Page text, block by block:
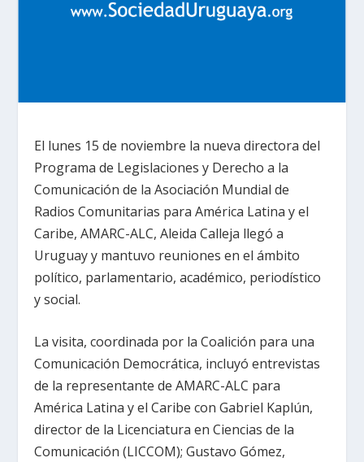
El lunes 15 de noviembre la nueva directora del
Programa de Legislaciones y Derecho a la
Comunicación de la Asociación Mundial de
Radios Comunitarias para América Latina y el
Caribe, AMARC-ALC, Aleida Calleja llegó a
Uruguay y mantuvo reuniones en el ámbito
político, parlamentario, académico, periodístico
y social.
La visita, coordinada por la Coalición para una
Comunicación Democrática, incluyó entrevistas
de la representante de AMARC-ALC para
América Latina y el Caribe con Gabriel Kaplún,
director de la Licenciatura en Ciencias de la
Comunicación (LICCOM); Gustavo Gómez,